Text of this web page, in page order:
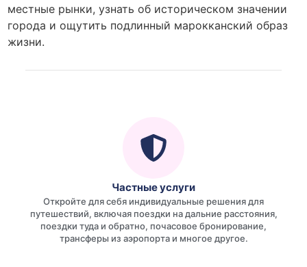
местные рынки, узнать об историческом значении
города и ощутить подлинный марокканский образ
жизни.
Частные услуги
Откройте для себя индивидуальные решения для
путешествий, включая поездки на дальние расстояния,
поездки туда и обратно, почасовое бронирование,
трансферы из аэропорта и многое другое.